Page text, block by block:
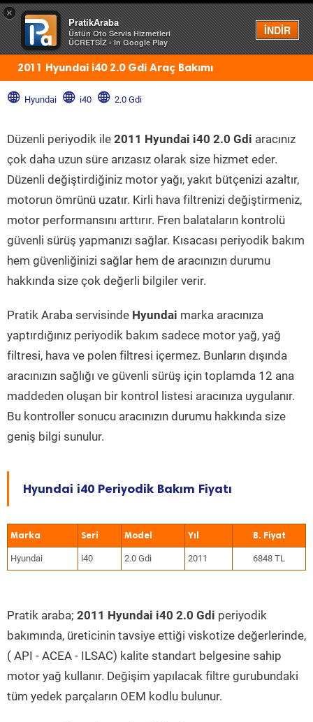
×
PratikAraba
Üstün Oto Servis Hizmetleri
ÜCRETSİZ - In Google Play
İNDİR
Menü
2011 Hyundai i40 2.0 Gdi Araç Bakımı
Hyundai i40 2.0 Gdi
Düzenli periyodik ile 2011 Hyundai i40 2.0 Gdi aracınız
çok daha uzun süre arızasız olarak size hizmet eder.
Düzenli değiştirdiğiniz motor yağı, yakıt bütçenizi azaltır,
motorun ömrünü uzatır. Kirli hava filtrenizi değiştirmeniz,
motor performansını arttırır. Fren balataların kontrolü
güvenli sürüş yapmanızı sağlar. Kısacası periyodik bakım
hem güvenliğinizi sağlar hem de aracınızın durumu
hakkında size çok değerli bilgiler verir.
Pratik Araba servisinde Hyundai marka aracınıza
yaptırdığınız periyodik bakım sadece motor yağ, yağ
filtresi, hava ve polen filtresi içermez. Bunların dışında
aracınızın sağlığı ve güvenli sürüş için toplamda 12 ana
maddeden oluşan bir kontrol listesi aracınıza uygulanır.
Bu kontroller sonucu aracınızın durumu hakkında size
geniş bilgi sunulur.
Hyundai i40 Periyodik Bakım Fiyatı
Marka Seri Model Yıl
Hyundai i40 2.0 Gdi 2011 6848 TL
Pratik araba; 2011 Hyundai i40 2.0 Gdi periyodik
bakımında, üreticinin tavsiye ettiği viskotize değerlerinde,
( API - ACEA - ILSAC) kalite standart belgesine sahip
motor yağ kullanır. Değişim yapılacak filtre gurubundaki
tüm yedek parçaların OEM kodlu bulunur.